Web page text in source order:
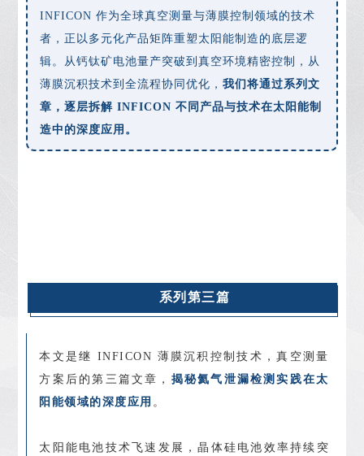
INFICON 作为全球真空测量与薄膜控制领域的技术
者，正以多元化产品矩阵重塑太阳能制造的底层逻
辑。从钙钛矿电池量产突破到真空环境精密控制，从
薄膜沉积技术到全流程协同优化，我们将通过系列文
章，逐层拆解 INFICON 不同产品与技术在太阳能制
造中的深度应用。
系列第三篇
本文是继 INFICON 薄膜沉积控制技术，真空测量
方案后的第三篇文章， 揭秘氦气 泄漏检测实践在太
阳能领域的深度应用 。
太阳能电池技术飞速发展，晶体硅 电池效率持续突